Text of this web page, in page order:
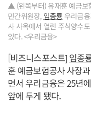
▲ (왼쪽부터) 유재훈 예금보
민간위원장, 임종룡 우리금
사 사옥에서 열린 주식양수
있다. <우리금융>
[비즈니스포스트]임종
훈 예금보험공사 사장
면서 우리금융은 25년
앞에 두게 됐다.